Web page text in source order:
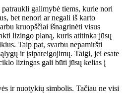
patraukli galimybė tiems, kurie nori
bet nenori ar negali iš karto
kruopščiai išnagrinėti visus
lizingo planą, kuris atitinka jūsų
Taip pat, svarbu nepamiršti
ir įsipareigojimų. Taigi, jei esate
lizingas gali būti jūsų kelias į
ir nuotykių simbolis. Tačiau ne visi